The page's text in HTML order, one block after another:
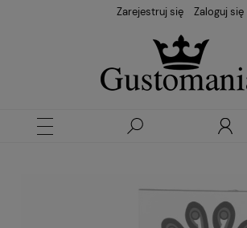
Zarejestruj się Zaloguj się